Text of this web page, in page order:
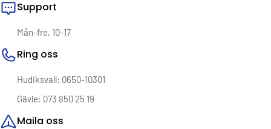
Support
Mån-fre, 10-17
Ring oss
Hudiksvall: 0650-10301
Gävle: 073 850 25 19
Maila oss